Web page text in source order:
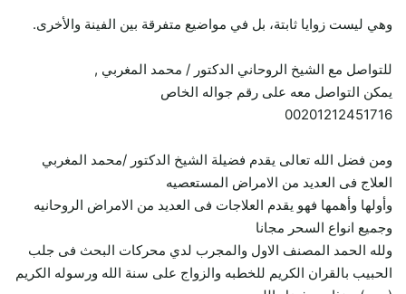
وهي ليست زوايا ثابتة، بل في مواضيع متفرقة بين الفينة والأخرى.
للتواصل مع الشيخ الروحاني الدكتور / محمد المغربي ,
يمكن التواصل معه على رقم جواله الخاص
00201212451716
ومن فضل الله تعالى يقدم فضيلة الشيخ الدكتور /محمد المغربي
العلاج فى العديد من الامراض المستعصيه
وأولها وأهمها فهو يقدم العلاجات فى العديد من الامراض الروحانيه
وجميع انواع السحر مجانا
ولله الحمد المصنف الاول والمجرب لدي محركات البحث فى جلب
الحبيب بالقران الكريم للخطبه والزواج على سنة الله ورسوله الكريم